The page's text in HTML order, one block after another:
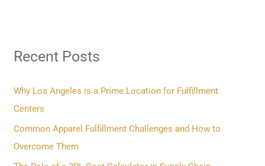
c
f
o
r
:
Recent Posts
Why Los Angeles is a Prime Location for Fulfillment
Centers
Common Apparel Fulfillment Challenges and How to
Overcome Them